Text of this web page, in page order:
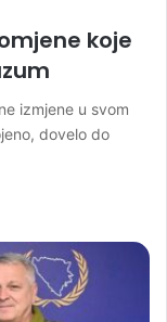
koje
izmjene u svom
dovelo do